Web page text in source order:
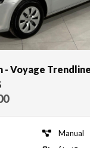
- Voyage
Manual